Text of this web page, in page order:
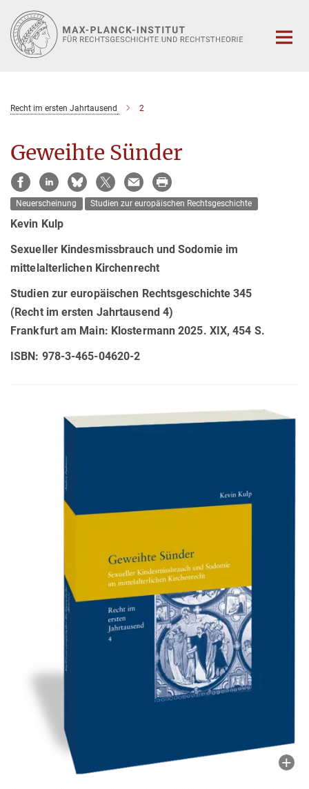
Hauptinhalt
Recht im ersten Jahrtausend 2
Geweihte Sünder
Neuerscheinung Studien zur europäischen Rechtsgeschichte
Kevin Kulp
Sexueller Kindesmissbrauch und Sodomie im
mittelalterlichen Kirchenrecht
Studien zur europäischen Rechtsgeschichte 345
(Recht im ersten Jahrtausend 4)
Frankfurt am Main: Klostermann 2025. XIX, 454 S.
ISBN: 978-3-465-04620-2